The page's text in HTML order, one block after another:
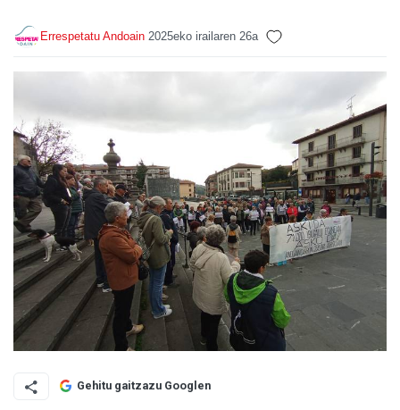
Errespetatu Andoain 2025eko irailaren 26a
Gehitu gaitzazu Googlen